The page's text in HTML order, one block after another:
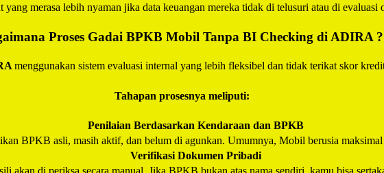
yang merasa lebih nyaman jika data keuangan mereka tidak di telusuri atau di evaluasi
Proses Gadai BPKB Mobil Tanpa BI Checking di ADIRA ?
menggunakan sistem evaluasi internal yang lebih fleksibel dan tidak terikat skor
Tahapan prosesnya meliputi:
Penilaian Berdasarkan Kendaraan dan BPKB
BPKB asli, masih aktif, dan belum di agunkan. Umumnya, Mobil berusia
Verifikasi Dokumen Pribadi
di periksa secara manual. Jika BPKB bukan atas nama sendiri, kamu bisa